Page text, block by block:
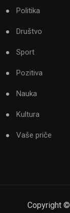
Politika
Društvo
Sport
Pozitiva
Nauka
Kultura
Vaše priče
Copyright ©